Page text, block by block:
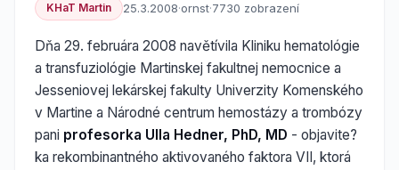
KHaT Martin 25.3.2008·ornst·7730 zobrazení
Dňa 29. februára 2008 navětívila Kliniku hematológie
a transfuziológie Martinskej fakultnej nemocnice a
Jesseniovej lekárskej fakulty Univerzity Komenského
v Martine a Národné centrum hemostázy a trombózy
pani profesorka Ulla Hedner, PhD, MD - objavite?
ka rekombinantného aktivovaného faktora VII, ktorá